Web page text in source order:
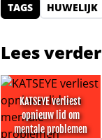
TAGS HUWELIJK
Lees verder
KATSEYE verliest
opnieuw lid om
mentale problemen